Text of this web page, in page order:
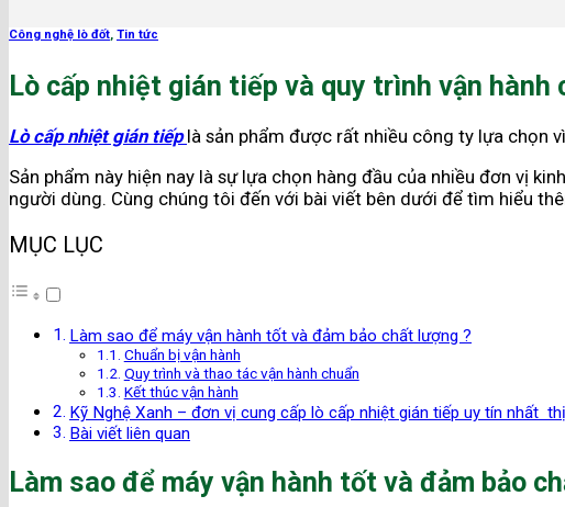
Công nghệ lò đốt, Tin tức
Lò cấp nhiệt gián tiếp và quy trình vận hành
Lò cấp nhiệt gián tiếplà sản phẩm được rất nhiều công ty lựa chọn
Sản phẩm này hiện nay là sự lựa chọn hàng đầu của nhiều đơn vị
người dùng. Cùng chúng tôi đến với bài viết bên dưới để tìm hiểu
MỤC LỤC
Làm sao để máy vận hành tốt và đảm bảo chất lượng ?
Chuẩn bị vận hành
Quy trình và thao tác vận hành chuẩn
Kết thúc vận hành
Kỹ Nghệ Xanh – đơn vị cung cấp lò cấp nhiệt gián tiếp uy tín nhất
Bài viết liên quan
Làm sao để máy vận hành tốt và đảm bảo